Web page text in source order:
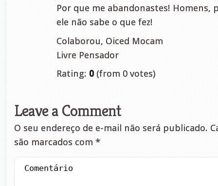
Por que me abandonastes! Homens,
ele não sabe o que fez!
Colaborou, Oiced Mocam
Livre Pensador
Rating: 0 (from 0 votes)
Leave a Comment
O seu endereço de e-mail não será publicado.
são marcados com *